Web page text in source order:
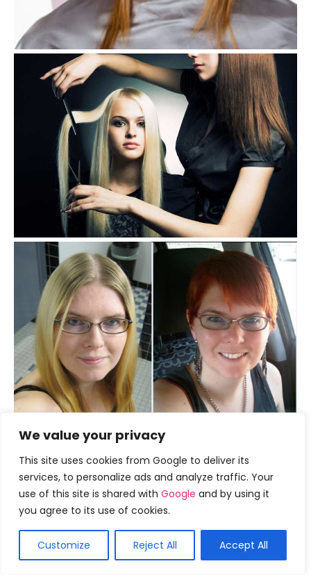
We value your privacy
This site uses cookies from Google to deliver its
services, to personalize ads and analyze traffic. Your
use of this site is shared with Google and by using it
you agree to its use of cookies.
Customize Reject All Accept All